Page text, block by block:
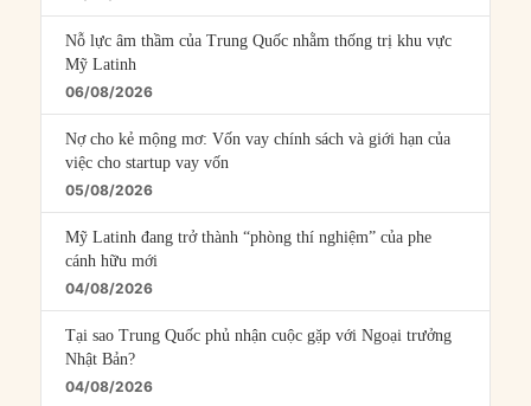
Nỗ lực âm thầm của Trung Quốc nhằm thống trị khu vực
Mỹ Latinh
06/08/2026
Nợ cho kẻ mộng mơ: Vốn vay chính sách và giới hạn của
việc cho startup vay vốn
05/08/2026
Mỹ Latinh đang trở thành “phòng thí nghiệm” của phe
cánh hữu mới
04/08/2026
Tại sao Trung Quốc phủ nhận cuộc gặp với Ngoại trưởng
Nhật Bản?
04/08/2026